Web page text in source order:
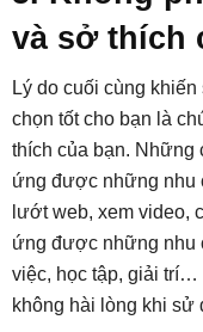
và sở thích
Lý do cuối cùng
chọn tốt cho bạn là
thích của bạn. Những
ứng được những nhu
lướt web, xem video,
ứng được những nhu
việc, học tập, giải trí…
không hài lòng khi sử